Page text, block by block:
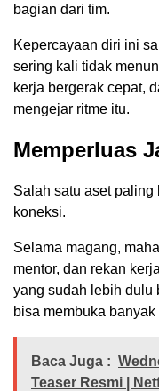
bagian dari tim.
Kepercayaan diri ini
sering kali tidak
kerja bergerak cepat,
mengejar ritme itu.
Memperluas
Salah satu aset paling
koneksi.
Selama magang,
mentor, dan rekan
yang sudah lebih dulu
bisa membuka
Baca Juga :
Teaser Resmi |